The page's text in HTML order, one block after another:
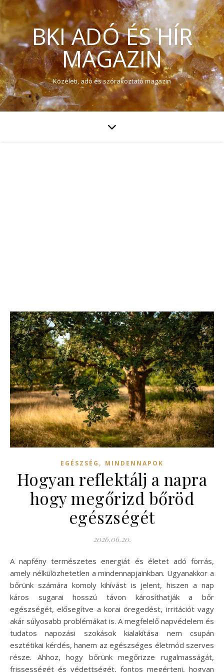
BKI ADÓ ÉS HÍR
MAGAZIN
Közéleti, adó és szórakoztató magazin
EGÉSZSÉG , MINDENNAPOK
Hogyan reflektálj a napra
hogy megőrizd bőröd
egészségét
2026.06.20.
A napfény természetes energiát és életet adó forrás,
amely nélkülözhetetlen a mindennapjainkban. Ugyanakkor a
bőrünk számára komoly kihívást is jelent, hiszen a nap
káros sugarai hosszú távon károsíthatják a bőr
egészségét, elősegítve a korai öregedést, irritációt vagy
akár súlyosabb problémákat is. A megfelelő napvédelem és
tudatos napozási szokások kialakítása nem csupán
esztétikai kérdés, hanem az egészséges életmód szerves
része. Ahhoz, hogy bőrünk megőrizze rugalmasságát,
frissességét és védettségét, fontos megérteni, hogyan